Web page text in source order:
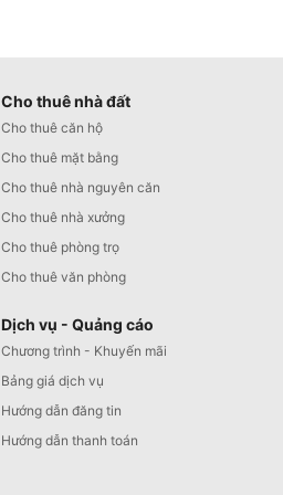
Cho thuê nhà đất
Cho thuê căn hộ
Cho thuê mặt bằng
Cho thuê nhà nguyên căn
Cho thuê nhà xưởng
Cho thuê phòng trọ
Cho thuê văn phòng
Dịch vụ - Quảng cáo
Chương trình - Khuyến mãi
Bảng giá dịch vụ
Hướng dẫn đăng tin
Hướng dẫn thanh toán